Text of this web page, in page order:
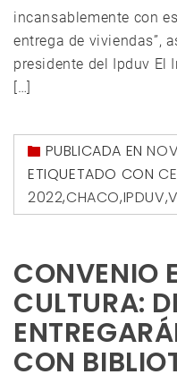
incansablemente con
entrega de viviendas”,
presidente del Ipduv El
[…]
PUBLICADA EN
ETIQUETADO CON
2022,CHACO,IPDUV,
CONVENIO
CULTURA:
CON